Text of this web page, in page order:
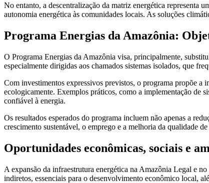
No entanto, a descentralização da matriz energética representa
autonomia energética às comunidades locais. As soluções
Programa Energias da Amazônia:
O Programa Energias da Amazônia visa, principalmente,
especialmente dirigidas aos chamados sistemas isolados, que
Com investimentos expressivos previstos, o programa propõe a
ecologicamente. Exemplos práticos, como a implementação de
confiável à energia.
Os resultados esperados do programa incluem não apenas a
crescimento sustentável, o emprego e a melhoria da qualidade
Oportunidades econômicas, sociais e
A expansão da infraestrutura energética na Amazônia Legal e
indiretos, essenciais para o desenvolvimento econômico local,